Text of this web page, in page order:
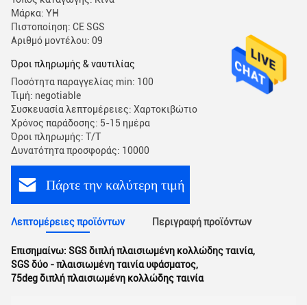
Μάρκα: YH
Πιστοποίηση: CE SGS
Αριθμό μοντέλου: 09
Όροι πληρωμής & ναυτιλίας
Ποσότητα παραγγελίας min: 100
Τιμή: negotiable
Συσκευασία λεπτομέρειες: Χαρτοκιβώτιο
Χρόνος παράδοσης: 5-15 ημέρα
Όροι πληρωμής: T/T
Δυνατότητα προσφοράς: 10000
Πάρτε την καλύτερη τιμή
Λεπτομέρειες προϊόντων Περιγραφή προϊόντων
Επισημαίνω: SGS διπλή πλαισιωμένη κολλώδης ταινία,
SGS δύο - πλαισιωμένη ταινία υφάσματος,
75deg διπλή πλαισιωμένη κολλώδης ταινία